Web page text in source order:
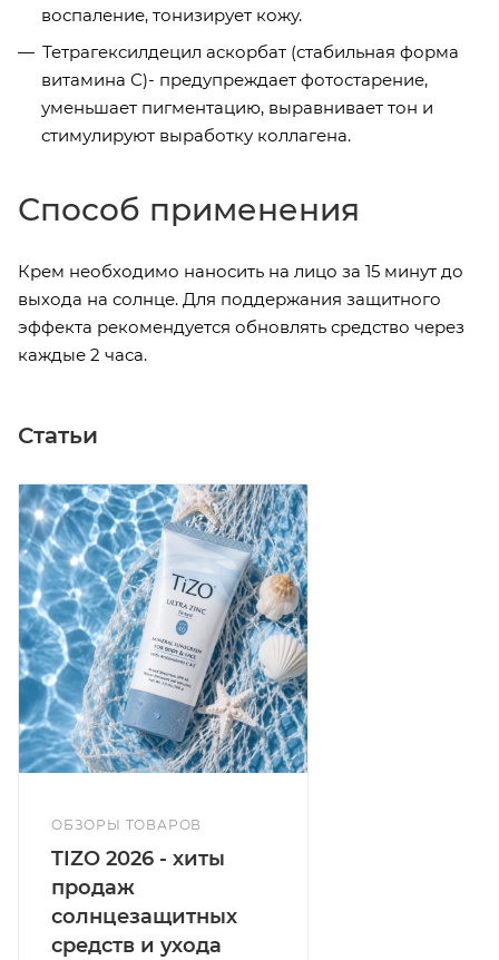
воспаление, тонизирует кожу.
Тетрагексилдецил аскорбат (стабильная форма
витамина С)- предупреждает фотостарение,
уменьшает пигментацию, выравнивает тон и
стимулируют выработку коллагена.
Способ применения
Крем необходимо наносить на лицо за 15 минут до
выхода на солнце. Для поддержания защитного
эффекта рекомендуется обновлять средство через
каждые 2 часа.
Статьи
ОБЗОРЫ ТОВАРОВ
TIZO 2026 - хиты
продаж
солнцезащитных
средств и ухода